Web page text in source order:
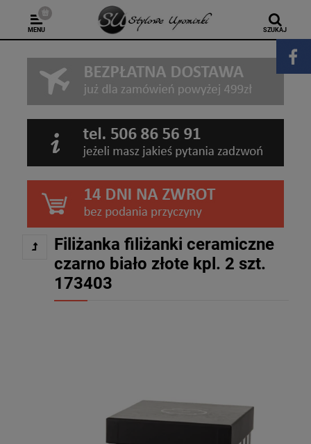
MENU SZUKAJ
Filiżanka filiżanki ceramiczne
czarno biało złote kpl. 2 szt.
173403